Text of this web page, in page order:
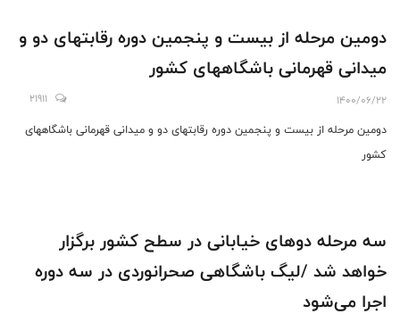
دومین مرحله از بیست و پنجمین دوره رقابتهای دو و
میدانی قهرمانی باشگاههای کشور
1400/06/22
21911
دومین مرحله از بیست و پنجمین دوره رقابتهای دو و میدانی قهرمانی باشگاههای
کشور
سه مرحله دوهای خیابانی در سطح کشور برگزار
خواهد شد /لیگ باشگاهی صحرانوردی در سه دوره
اجرا می‌شود